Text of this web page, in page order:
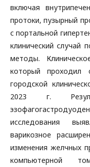
включая
протоки, пузырный
с портальной
клинический случай
методы.
который проходил
городской
2023 г.
исследования
варикозное
изменения желчных
компьютерной